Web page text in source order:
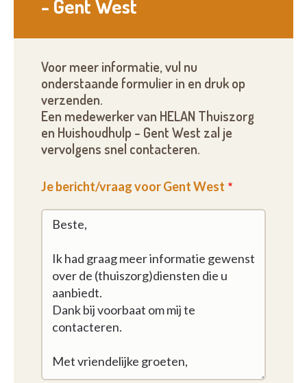
- Gent West
Voor meer informatie, vul nu
onderstaande formulier in en druk op
verzenden.
Een medewerker van HELAN Thuiszorg
en Huishoudhulp - Gent West zal je
vervolgens snel contacteren.
Je bericht/vraag voor Gent West